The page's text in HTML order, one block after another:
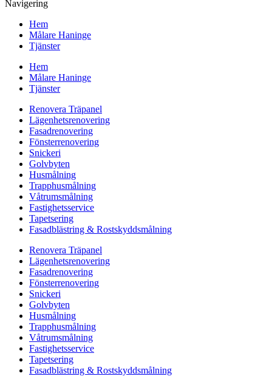
Navigering
Hem
Målare Haninge
Tjänster
Hem
Målare Haninge
Tjänster
Renovera Träpanel
Lägenhetsrenovering
Fasadrenovering
Fönsterrenovering
Snickeri
Golvbyten
Husmålning
Trapphusmålning
Våtrumsmålning
Fastighetsservice
Tapetsering
Fasadblästring & Rostskyddsmålning
Renovera Träpanel
Lägenhetsrenovering
Fasadrenovering
Fönsterrenovering
Snickeri
Golvbyten
Husmålning
Trapphusmålning
Våtrumsmålning
Fastighetsservice
Tapetsering
Fasadblästring & Rostskyddsmålning